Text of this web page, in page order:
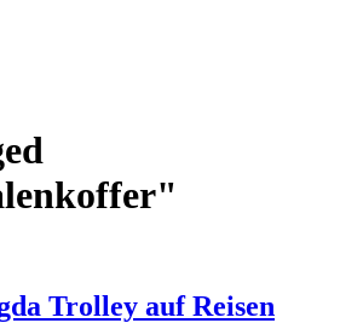
Trolley auf Reisen